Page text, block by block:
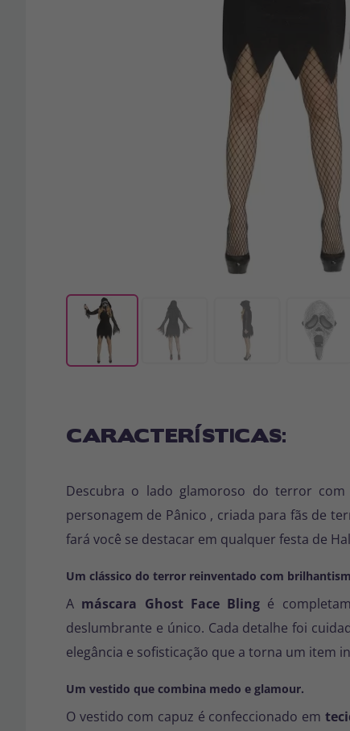
CARACTERÍSTICAS:
Descubra o lado glamoroso do terror
personagem de Pânico , criada para fãs de
fará você se destacar em qualquer festa de
Um clássico do terror reinventado com
A máscara Ghost Face Bling é
deslumbrante e único. Cada detalhe foi
elegância e sofisticação que a torna um item
Um vestido que combina medo e glamour.
O vestido com capuz é confeccionado em